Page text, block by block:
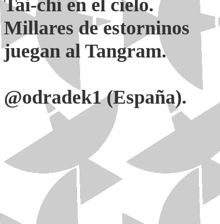
Tai-chí en el cielo.
Millares de estorninos
juegan al Tangram.
@odradek1 (España).